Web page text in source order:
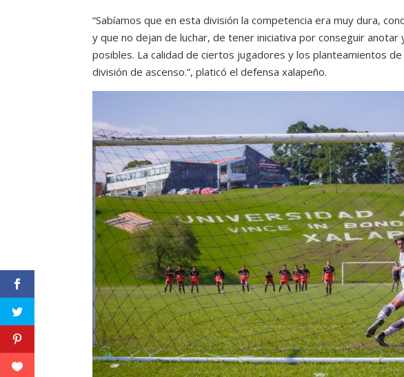
“Sabíamos que en esta división la competencia era muy dura,
y que no dejan de luchar, de tener iniciativa por conseguir anotar
posibles. La calidad de ciertos jugadores y los planteamientos
división de ascenso.”, platicó el defensa xalapeño.